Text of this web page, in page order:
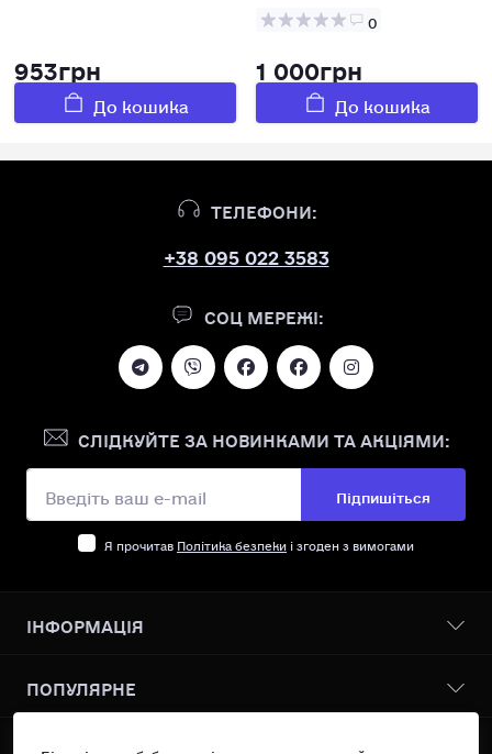
953грн
До кошика
0
1 000грн
До кошика
ТЕЛЕФОНИ:
+38 095 022 3583
СОЦ МЕРЕЖІ:
СЛІДКУЙТЕ ЗА НОВИНКАМИ ТА АКЦІЯМИ:
Підпишіться
Я прочитав Політика безпеки і згоден з вимогами
ІНФОРМАЦІЯ
Про нас
Доставка І оплата
ПОПУЛЯРНЕ
КОНТАКТИ ТА АДРЕСА